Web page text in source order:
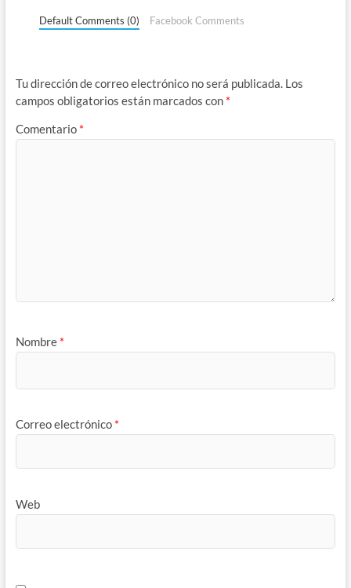
Default Comments (0) Facebook Comments
Tu dirección de correo electrónico no será publicada. Los
campos obligatorios están marcados con *
Comentario *
Nombre *
Correo electrónico *
Web